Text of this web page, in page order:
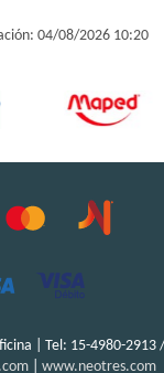
04/08/2026 10:20
| Tel: 15-4980-2913
| www.neotres.com